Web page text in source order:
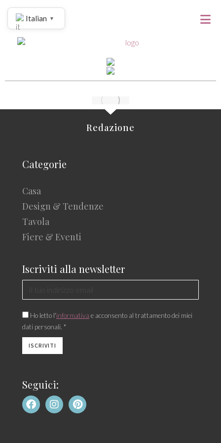
Redazione
Categorie
Casa
Design & Tendenze
Tavola
Fiere & Eventi
Iscriviti alla newsletter
Ho letto l'informativa e acconsento al trattamento dei miei
dati personali. *
Seguici:
Italian ▼